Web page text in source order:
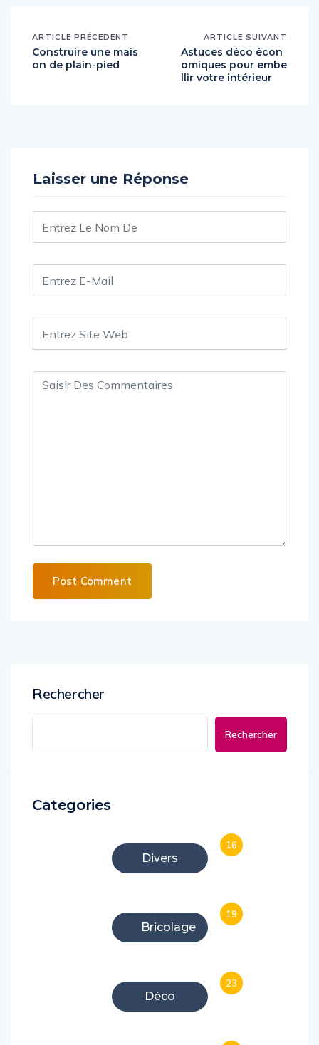
ARTICLE PRÉCEDENT
Construire une mais
on de plain-pied
ARTICLE SUIVANT
Astuces déco écon
omiques pour embe
llir votre intérieur
Laisser une Réponse
Rechercher
Rechercher
Categories
Divers
16
Bricolage
19
Déco
23